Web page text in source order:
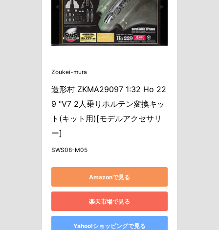
Zoukei-mura
造形村 ZKMA29097 1:32 Ho 22
9 "V7 2人乗りホルテン変換キッ
ト(キット用)[モデルアクセサリ
ー]
SWS08-M05
Amazonで見る
楽天市場で見る
Yahoo!ショッピングで見る